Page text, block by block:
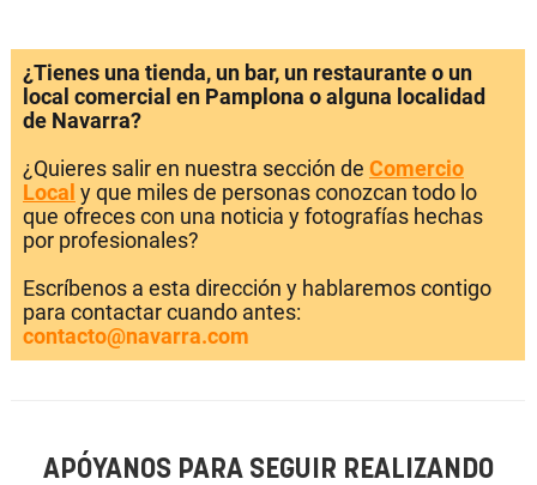
¿Tienes una tienda, un bar, un restaurante o un
local comercial en Pamplona o alguna localidad
de Navarra?
¿Quieres salir en nuestra sección de Comercio
Local y que miles de personas conozcan todo lo
que ofreces con una noticia y fotografías hechas
por profesionales?
Escríbenos a esta dirección y hablaremos contigo
para contactar cuando antes:
contacto@navarra.com
APÓYANOS PARA SEGUIR REALIZANDO